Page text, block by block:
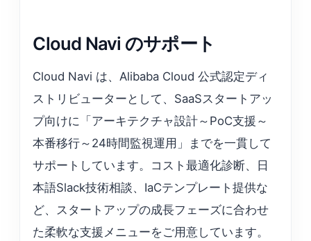
Cloud Navi のサポート
Cloud Navi は、Alibaba Cloud 公式認定ディ
ストリビューターとして、SaaSスタートアッ
プ向けに「アーキテクチャ設計～PoC支援～
本番移行～24時間監視運⽤」までを一貫して
サポートしています。コスト最適化診断、日
本語Slack技術相談、IaCテンプレート提供な
ど、スタートアップの成長フェーズに合わせ
た柔軟な支援メニューをご用意しています。